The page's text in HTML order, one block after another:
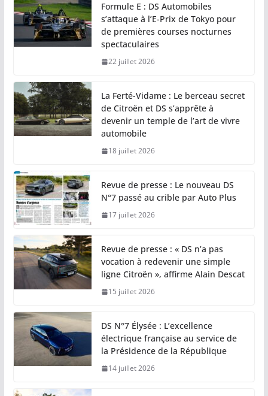
Formule E : DS Automobiles
s’attaque à l’E-Prix de Tokyo pour
de premières courses nocturnes
spectaculaires
22 juillet 2026
La Ferté-Vidame : Le berceau secret
de Citroën et DS s’apprête à
devenir un temple de l’art de vivre
automobile
18 juillet 2026
Revue de presse : Le nouveau DS
N°7 passé au crible par Auto Plus
17 juillet 2026
Revue de presse : « DS n’a pas
vocation à redevenir une simple
ligne Citroën », affirme Alain Descat
15 juillet 2026
DS N°7 Élysée : L’excellence
électrique française au service de
la Présidence de la République
14 juillet 2026